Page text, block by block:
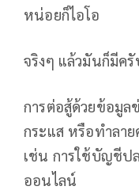
หน่อยก็ไอโอ
จริงๆ แล้วมันก็มีครั
การต่อสู้ด้วยข้อมูล
กระแส หรือทำลา
เช่น การใช้บัญชีป
ออนไลน์